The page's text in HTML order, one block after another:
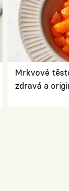
Mrkvové
zdravá a